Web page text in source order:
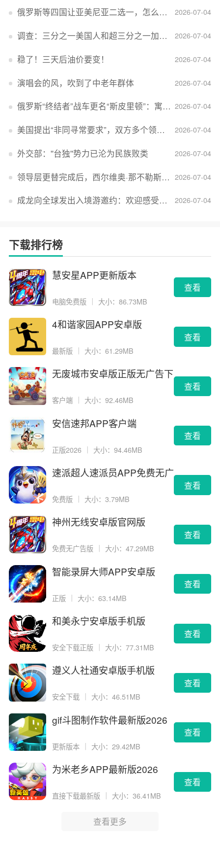
2026-07-04
俄罗斯等四国让亚美尼亚二选一，怎么回事？
2026-07-04
调查：三分之一美国人和超三分之一加拿大人感到经济压力
2026-07-04
稳了！三天后油价要变！
2026-07-04
演唱会的风，吹到了中老年群体
2026-07-04
俄罗斯“终结者”战车更名“斯皮里顿”：寓意强大可靠，彰显俄精神力量
2026-07-04
美国提出“非同寻常要求”，双方多个领域分歧依旧，印美贸易谈判进入“关键阶段”
2026-07-04
外交部：''台独''势力已沦为民族败类
2026-07-04
领导层更替完成后，西尔维奥·那不勒斯出任Lucid首席执行官
2026-07-04
成龙向全球发出入境游邀约：欢迎感受无滤镜的真实中国
下载排行榜
慧安星APP更新版本
电脑免费版 ｜ 大小：86.73MB
查看
4和谐家园APP安卓版
最新版 大小：61.29MB
查看
无废城市安卓版正版无广告下
客户端 大小：92.46MB
查看
安信速邦APP客户端
正版2026 ｜ 大小：94.46MB
查看
速派超人速派员APP免费无广
免费版 大小：3.79MB
查看
神州无线安卓版官网版
免费无广告版 大小：47.29MB
查看
智能录屏大师APP安卓版
正版 ｜ 大小：63.14MB
查看
和美永宁安卓版手机版
安全下载正版 大小：77.31MB
查看
遵义人社通安卓版手机版
安全下载 大小：46.51MB
查看
gif斗图制作软件最新版2026
更新版本 ｜ 大小：29.42MB
查看
为米老乡APP最新版2026
直接下载最新版 大小：36.41MB
查看
查看更多